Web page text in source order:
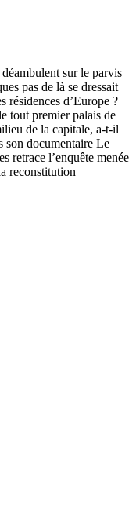
sur le parvis
pas de là se dressait
résidences d’Europe ?
tout premier palais de
de la capitale, a-t-il
son documentaire Le
retrace l’enquête menée
reconstitution